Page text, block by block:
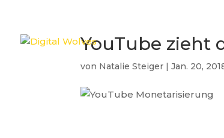
YouTube zieht
von Natalie Steiger |Jan. 20,